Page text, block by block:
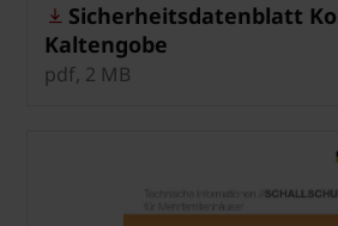
Sicherheitsdatenblatt
Kaltengobe
pdf, 2 MB